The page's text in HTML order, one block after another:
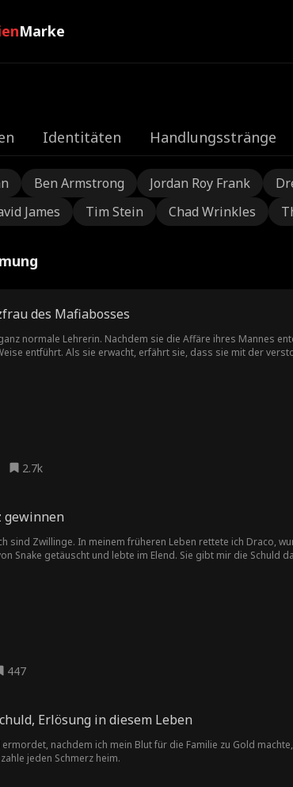
Marke
Identitäten Handlungsstränge
Ben Armstrong Jordan Roy Frank
James Tim Stein Chad Wrinkles
des Mafiabosses
normale Lehrerin. Nachdem sie die Affäre ihres Mannes
entführt. Als sie erwacht, erfährt sie, dass sie mit der
2.7k
gewinnen
sind Zwillinge. In meinem früheren Leben rettete ich Draco,
Snake getäuscht und lebte im Elend. Sie gibt mir die
447
Erlösung in diesem Leben
nachdem ich mein Blut für die Familie zu Gold
jeden Schmerz heim.